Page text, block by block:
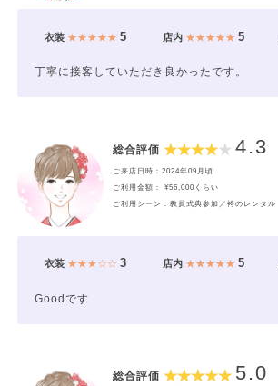
衣装★★★★★ 5 店内★★★★★ 5
丁寧に接客していただき良かったです。
総合評価 4.3
ご来店日時：2024年09月頃
ご利用金額： ¥56,000くらい
ご利用シーン：教員式典参加／袴のレンタル
衣装★★★☆☆ 3 店内★★★★★ 5
Goodです
総合評価 5.0